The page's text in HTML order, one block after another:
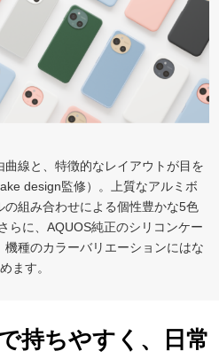
線と、特徴的なレイアウトが目を
design監修）。上質なアルミボ
組み合わせによる個性豊かな5色
らに、AQUOS純正のシリコンケー
種のカラーバリエーションにはな
ます。
持ちやすく、日常